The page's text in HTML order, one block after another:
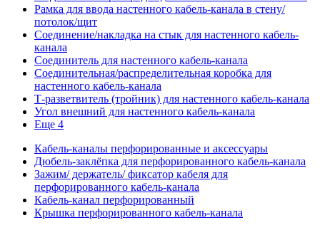
Рамка для ввода настенного кабель-канала в стену/
потолок/щит
Соединение/накладка на стык для настенного кабель-
канала
Соединитель для настенного кабель-канала
Соединительная/распределительная коробка для
настенного кабель-канала
Т-разветвитель (тройник) для настенного кабель-канала
Угол внешний для настенного кабель-канала
Еще 4
Кабель-каналы перфорированные и аксессуары
Дюбель-заклёпка для перфорированного кабель-канала
Зажим/ держатель/ фиксатор кабеля для
перфорированного кабель-канала
Кабель-канал перфорированный
Крышка перфорированного кабель-канала